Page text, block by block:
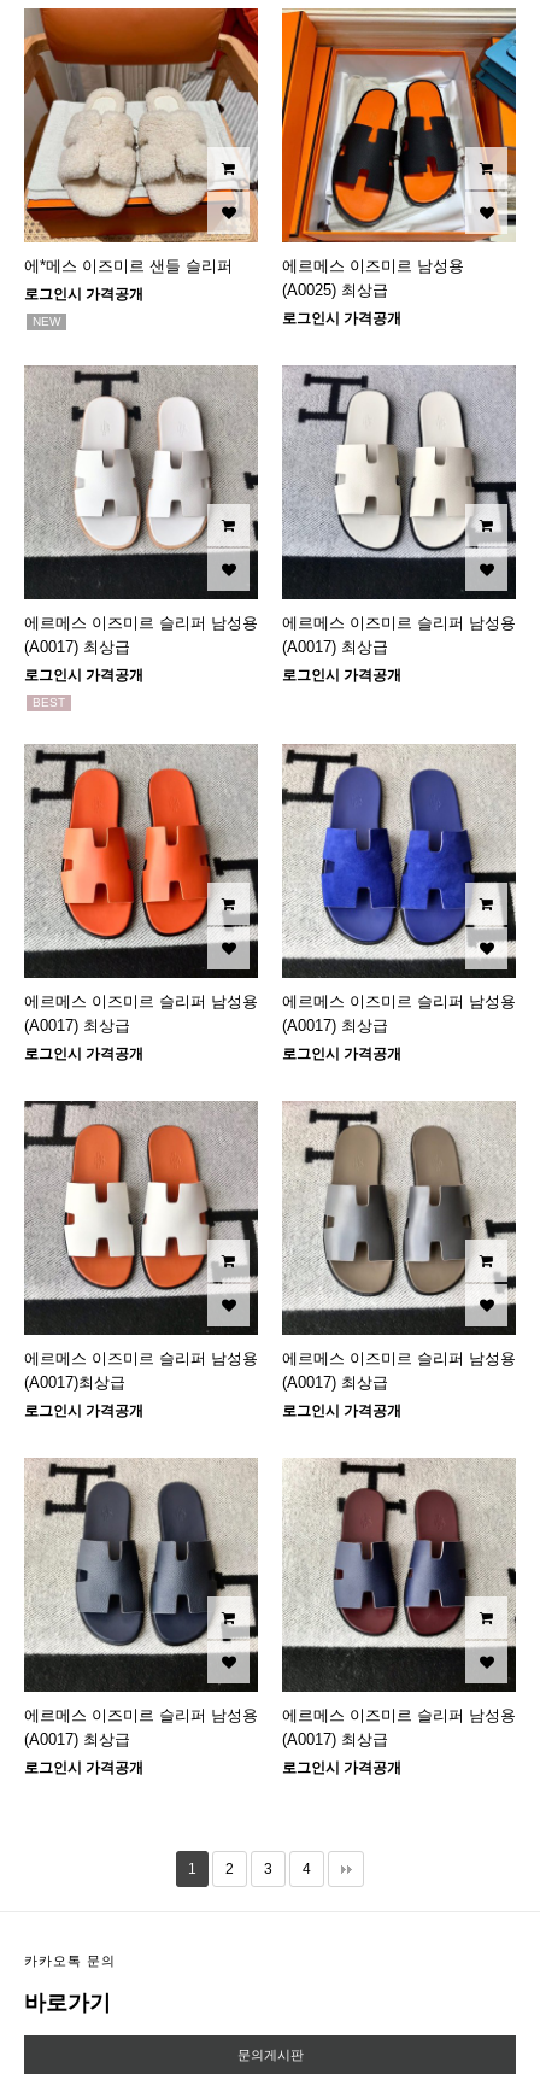
에*메스 이즈미르 샌들 슬리퍼
로그인시 가격공개
NEW
에르메스 이즈미르 남성용
(A0025) 최상급
로그인시 가격공개
에르메스 이즈미르 슬리퍼 남성용
(A0017) 최상급
로그인시 가격공개
BEST
에르메스 이즈미르 슬리퍼 남성용
(A0017) 최상급
로그인시 가격공개
에르메스 이즈미르 슬리퍼 남성용
(A0017) 최상급
로그인시 가격공개
에르메스 이즈미르 슬리퍼 남성용
(A0017) 최상급
로그인시 가격공개
에르메스 이즈미르 슬리퍼 남성용
(A0017)최상급
로그인시 가격공개
에르메스 이즈미르 슬리퍼 남성용
(A0017) 최상급
로그인시 가격공개
에르메스 이즈미르 슬리퍼 남성용
(A0017) 최상급
로그인시 가격공개
에르메스 이즈미르 슬리퍼 남성용
(A0017) 최상급
로그인시 가격공개
1 2 3 4
카카오톡 문의
바로가기
문의게시판